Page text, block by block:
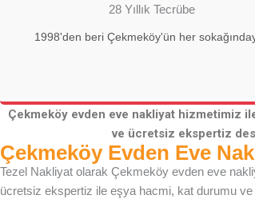
28 Yıllık Tecrübe
1998'den beri Çekmeköy'ün her
Çekmeköy evden eve nakliyat hizmetimiz
ve ücretsiz ekspertiz
Çekmeköy Evden Eve
Tezel Nakliyat olarak Çekmeköy evden eve
ücretsiz ekspertiz ile eşya hacmi, kat durumu ve